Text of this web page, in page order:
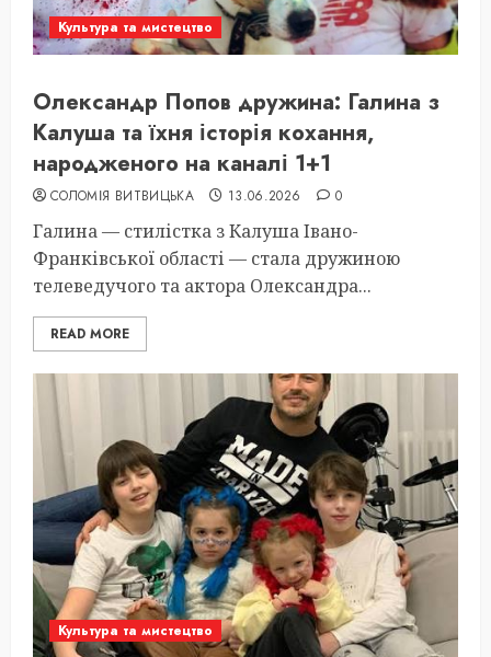
Культура та мистецтво
Олександр Попов дружина: Галина з
Калуша та їхня історія кохання,
народженого на каналі 1+1
СОЛОМІЯ ВИТВИЦЬКА 13.06.2026 0
Галина — стилістка з Калуша Івано-
Франківської області — стала дружиною
телеведучого та актора Олександра...
READ MORE
Культура та мистецтво